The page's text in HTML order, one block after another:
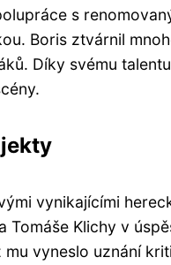
s
Boris ztvárnil
Díky svému
vynikajícími
Klichy v
vyneslo uznání